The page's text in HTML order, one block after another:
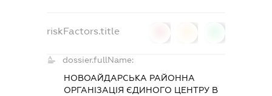
riskFactors.title
dossier.fullName:
НОВОАЙДАРСЬКА РАЙОННА
ОРГАНІЗАЦІЯ ЄДИНОГО ЦЕНТРУ В